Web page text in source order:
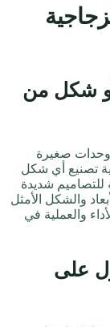
شكل من
وحدات صغيرة
تصنيع أي شكل
للتصاميم شديدة
والشكل الأمثل
والعملية في
على